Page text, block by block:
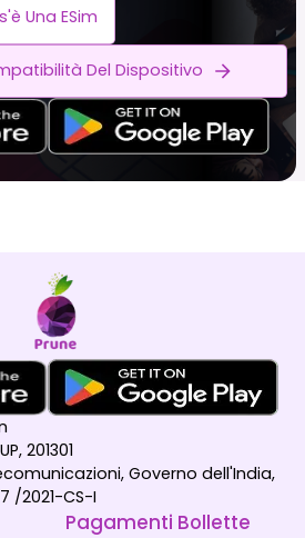
Una ESim
Del Dispositivo
201301
Governo dell'India,
/2021-CS-I
Pagamenti Bollette